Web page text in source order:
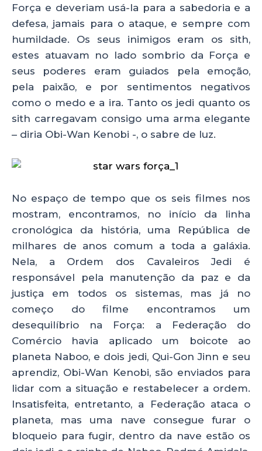
Força e deveriam usá-la para a sabedoria e a
defesa, jamais para o ataque, e sempre com
humildade. Os seus inimigos eram os sith,
estes atuavam no lado sombrio da Força e
seus poderes eram guiados pela emoção,
pela paixão, e por sentimentos negativos
como o medo e a ira. Tanto os jedi quanto os
sith carregavam consigo uma arma elegante
– diria Obi-Wan Kenobi -, o sabre de luz.
No espaço de tempo que os seis filmes nos
mostram, encontramos, no início da linha
cronológica da história, uma República de
milhares de anos comum a toda a galáxia.
Nela, a Ordem dos Cavaleiros Jedi é
responsável pela manutenção da paz e da
justiça em todos os sistemas, mas já no
começo do filme encontramos um
desequilíbrio na Força: a Federação do
Comércio havia aplicado um boicote ao
planeta Naboo, e dois jedi, Qui-Gon Jinn e seu
aprendiz, Obi-Wan Kenobi, são enviados para
lidar com a situação e restabelecer a ordem.
Insatisfeita, entretanto, a Federação ataca o
planeta, mas uma nave consegue furar o
bloqueio para fugir, dentro da nave estão os